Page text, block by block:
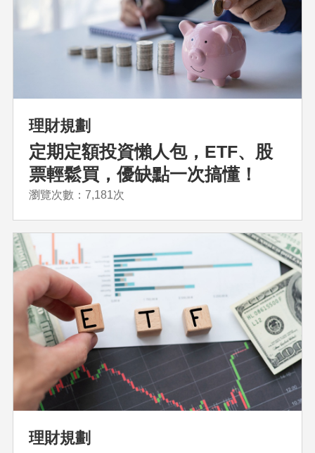
理財規劃
定期定額投資懶人包，ETF、股
票輕鬆買，優缺點一次搞懂！
瀏覽次數：7,181次
理財規劃